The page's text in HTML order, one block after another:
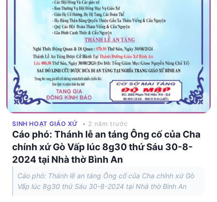
SINH HOẠT GIÁO XỨ • 2 năm trước
Cáo phó: Thánh lễ an táng Ông cố của Cha
chính xứ Gò Vấp lúc 8g30 thứ Sáu 30-8-
2024 tại Nhà thờ Bình An
Cáo phó: Thánh lễ an táng Ông cố của Cha chính xứ Gò
Vấp lúc 8g30 thứ Sáu 30-8-2024 tại Nhà thờ Bình An